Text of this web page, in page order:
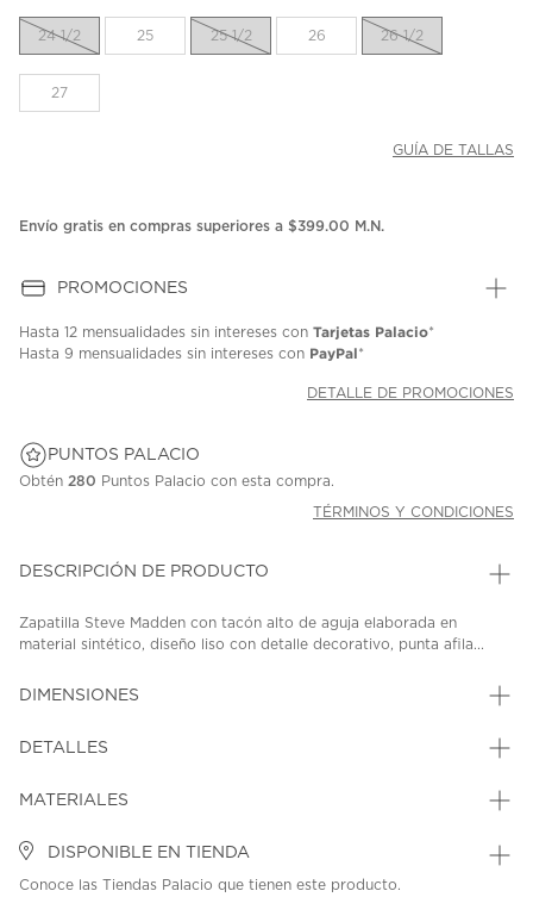
24 1/2 25 25 1/2 26 26 1/2
27
GUÍA DE TALLAS
Envío gratis en compras superiores a $399.00 M.N.
PROMOCIONES
Hasta 12 mensualidades sin intereses con Tarjetas Palacio*
Hasta 9 mensualidades sin intereses con PayPal*
DETALLE DE PROMOCIONES
PUNTOS PALACIO
Obtén 280 Puntos Palacio con esta compra.
TÉRMINOS Y CONDICIONES
DESCRIPCIÓN DE PRODUCTO
Zapatilla Steve Madden con tacón alto de aguja elaborada en
material sintético, diseño liso con detalle decorativo, punta afila...
DIMENSIONES
DETALLES
MATERIALES
DISPONIBLE EN TIENDA
Conoce las Tiendas Palacio que tienen este producto.